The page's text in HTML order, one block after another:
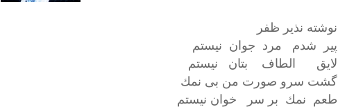
نوشته نذير ظفر
پير شدم مرد جوان نيستم
لايق الطاف بتان نيستم
گشت سرو صورت من بى نمك
طعم نمك بر سر خوان نيستم